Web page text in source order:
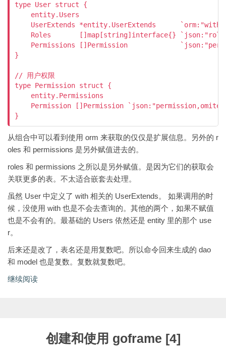
type User struct {
    entity.Users
UserExtends *entity.UserExtends
Roles       []map[string]interface{}
Permissions []Permission
}
// 用户权限
type Permission struct {
    entity.Permissions
Permission []Permission
}
从组合中可以看到使用 orm 来获取的仅仅是扩展信息。另外的 r
oles 和 permissions 是另外赋值进去的。
roles 和 permissions 之所以是另外赋值。是因为它们的获取会
关联更多的表。不太适合嵌套去处理。
虽然 User 中定义了 with 相关的 UserExtends。 如果调用的时
候，没使用 with 也是不会去查询的。其他的两个，如果不赋值
也是不会有的。最基础的 Users 依然还是 entity 里的那个 use
r。
后来还是改了，表名还是用复数吧。所以命令回来生成的 dao
和 model 也是复数。复数就复数吧。
继续阅读
创建和使用 goframe [4]